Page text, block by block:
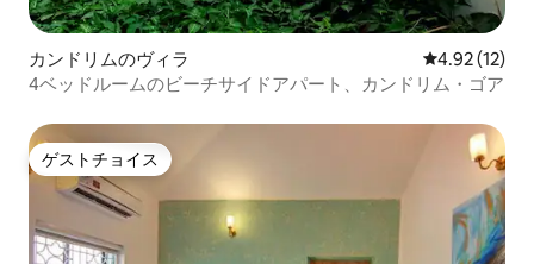
カンドリムのヴィラ レビュー12
4.92 (12)
4ベッドルームのビーチサイドアパート、カンドリム・ゴア
ゲストチョイス
ゲストチョイス